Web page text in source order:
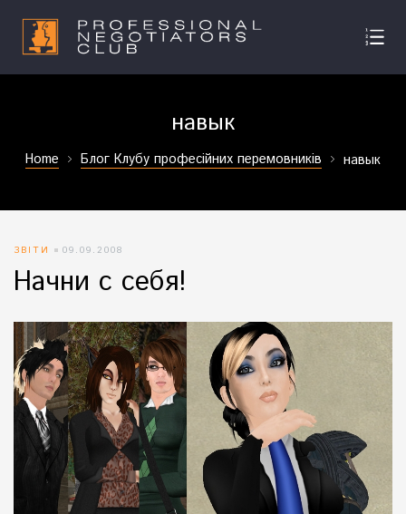
навык
Home Блог Клубу професійних перемовників навык
ЗВІТИ 09.09.2008
Начни с себя!